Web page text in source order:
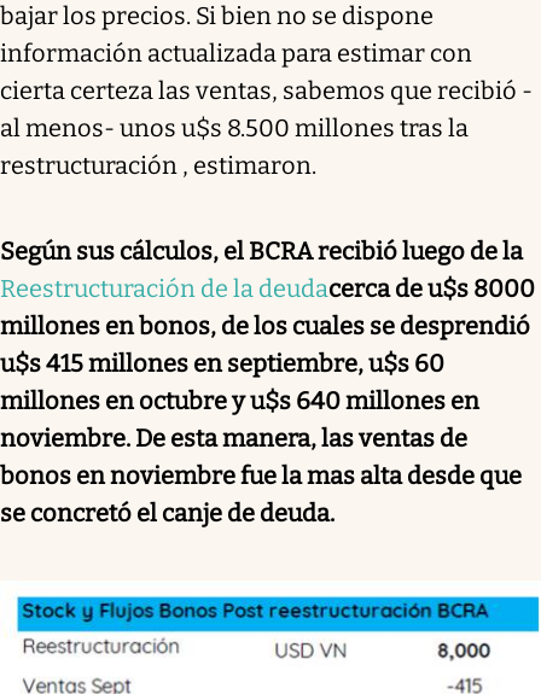
bajar los precios. Si bien no se dispone
información actualizada para estimar con
cierta certeza las ventas, sabemos que recibió -
al menos- unos u$s 8.500 millones tras la
restructuración , estimaron.
Según sus cálculos, el BCRA recibió luego de la
Reestructuración de la deudacerca de u$s 8000
millones en bonos, de los cuales se desprendió
u$s 415 millones en septiembre, u$s 60
millones en octubre y u$s 640 millones en
noviembre. De esta manera, las ventas de
bonos en noviembre fue la mas alta desde que
se concretó el canje de deuda.